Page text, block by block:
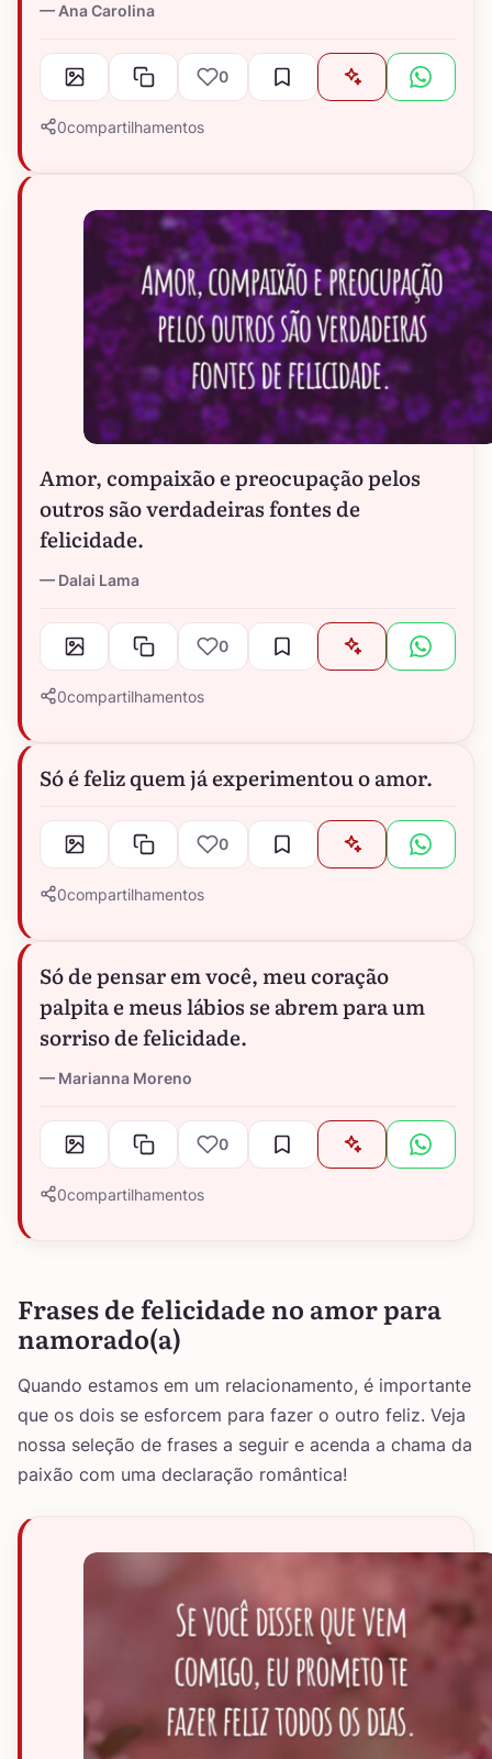
Ana Carolina
0
0compartilhamentos
Amor, compaixão e preocupação pelos
outros são verdadeiras fontes de
felicidade.
Dalai Lama
0
0compartilhamentos
Só é feliz quem já experimentou o amor.
0
0compartilhamentos
Só de pensar em você, meu coração
palpita e meus lábios se abrem para um
sorriso de felicidade.
Marianna Moreno
0
0compartilhamentos
Frases de felicidade no amor para
namorado(a)
Quando estamos em um relacionamento, é importante
que os dois se esforcem para fazer o outro feliz. Veja
nossa seleção de frases a seguir e acenda a chama da
paixão com uma declaração romântica!